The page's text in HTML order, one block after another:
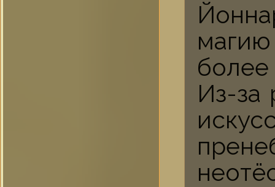
Из-за